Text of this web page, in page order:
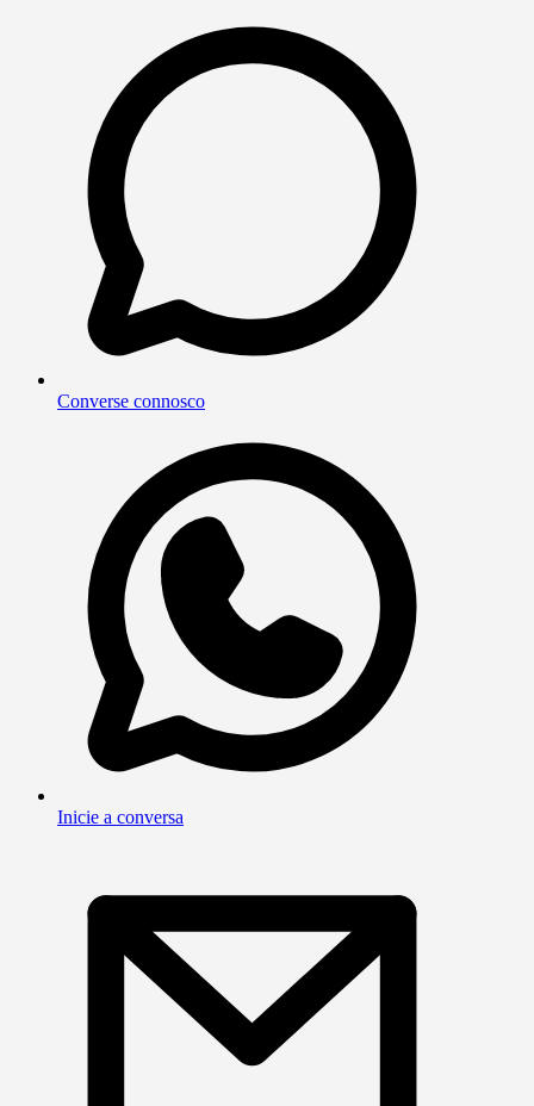
Converse connosco
Inicie a conversa